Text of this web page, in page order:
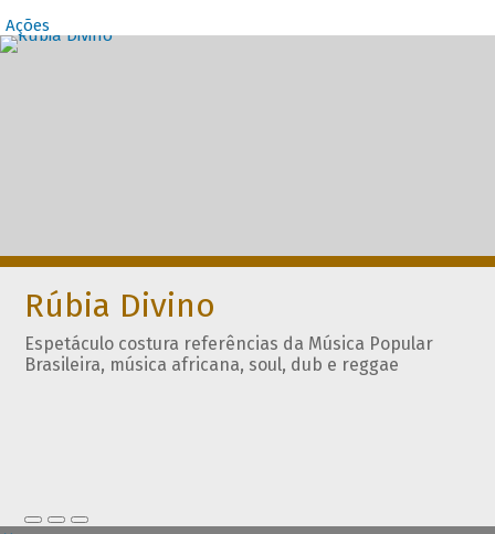
Ações
Destaques
Rúbia Divino
Espetáculo costura referências da Música Popular
Brasileira, música africana, soul, dub e reggae